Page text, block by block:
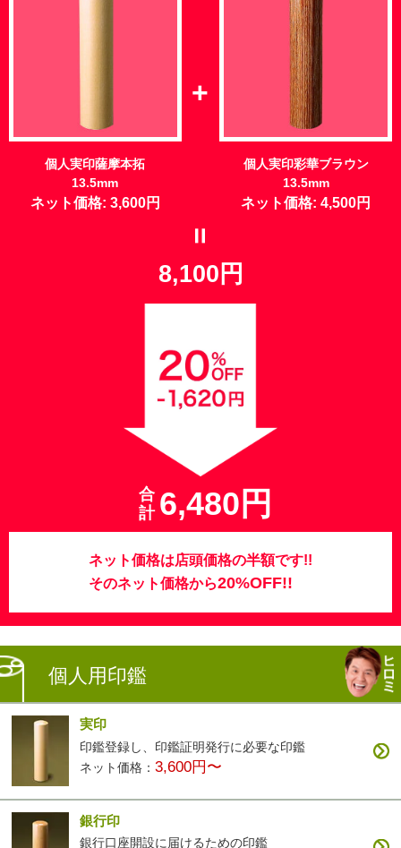
個人実印薩摩本拓
13.5mm
ネット価格: 3,600円
+
個人実印彩華ブラウン
13.5mm
ネット価格: 4,500円
8,100円
合
計 6,480円
ネット価格は店頭価格の半額です!!
そのネット価格から20%OFF!!
個人用印鑑
実印
印鑑登録し、印鑑証明発行に必要な印鑑
ネット価格：3,600円〜
銀行印
銀行口座開設に届けるための印鑑